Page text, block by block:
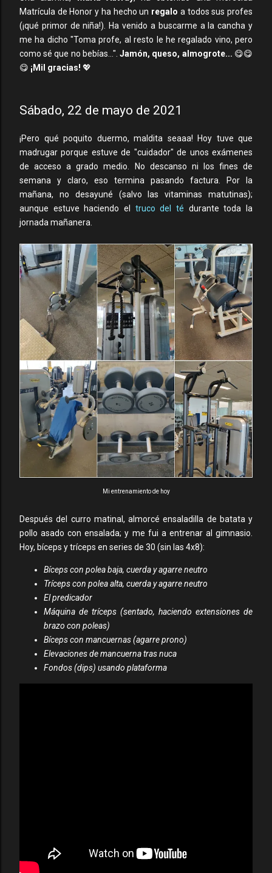
Matrícula de Honor y ha hecho un regalo a todos sus profes
(¡qué primor de niña!). Ha venido a buscarme a la cancha y
me ha dicho "Toma profe, al resto le he regalado vino, pero
como sé que no bebías...".Jamón, queso, almogrote... 😋😋
😋 ¡Mil gracias! 💖
Sábado, 22 de mayo de 2021
¡Pero qué poquito duermo, maldita seaaa! Hoy tuve que
madrugar porque estuve de "cuidador" de unos exámenes
de acceso a grado medio. No descanso ni los fines de
semana y claro, eso termina pasando factura. Por la
mañana, no desayuné (salvo las vitaminas matutinas);
aunque estuve haciendo el truco del té durante toda la
jornada mañanera.
Mi entrenamiento de hoy
Después del curro matinal, almorcé ensaladilla de batata y
pollo asado con ensalada; y me fui a entrenar al gimnasio.
Hoy, bíceps y tríceps en series de 30 (sin las 4x8):
Bíceps con polea baja, cuerda y agarre neutro
Tríceps con polea alta, cuerda y agarre neutro
El predicador
Máquina de tríceps (sentado, haciendo extensiones de
brazo con poleas)
Bíceps con mancuernas (agarre prono)
Elevaciones de mancuerna tras nuca
Fondos (dips) usando plataforma